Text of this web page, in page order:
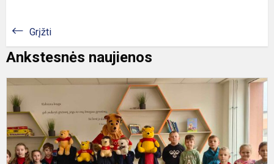
Grįžti
Ankstesnės naujienos